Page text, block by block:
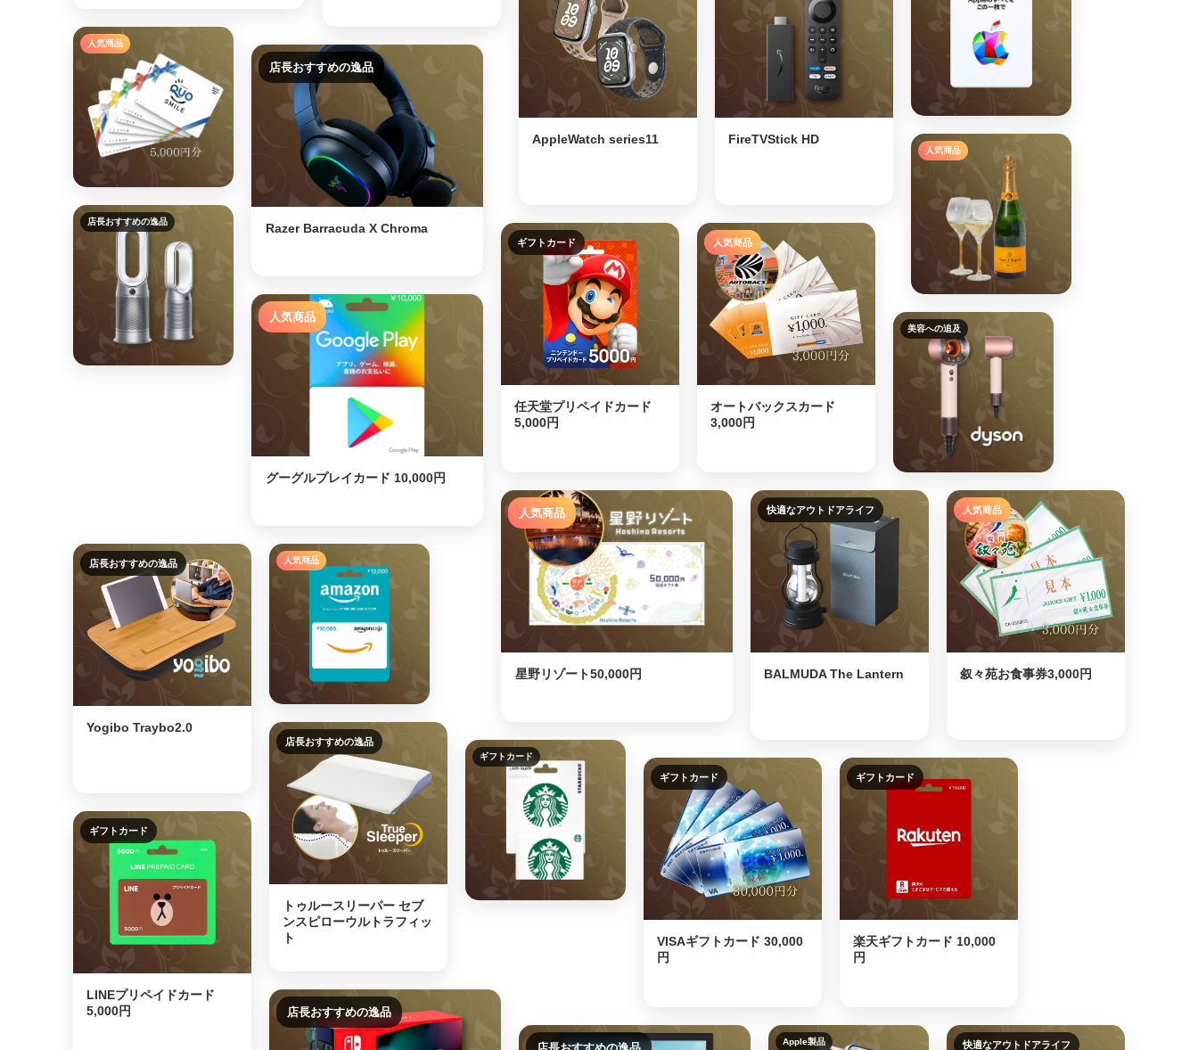
AppleWatch series11 FireTVStick HD
人気商品
店長おすすめの逸品
Razer Barracuda X Chroma
人気商品
ギフトカード
任天堂プリペイドカード
5,000円
店長おすすめの逸品
人気商品
オートバックスカード
3,000円
人気商品
グーグルプレイカード 10,000円
美容への追及
人気商品
星野リゾート50,000円
快適なアウトドアライフ
BALMUDA The Lantern
人気商品
叙々苑お食事券3,000円
店長おすすめの逸品
Yogibo Traybo2.0
人気商品
店長おすすめの逸品
トゥルースリーパー セブ
ンスピローウルトラフィッ
ト
ギフトカード
ギフトカード
VISAギフトカード 30,000
円
ギフトカード
楽天ギフトカード 10,000
円
ギフトカード
LINEプリペイドカード
5,000円
店長おすすめの逸品
Apple製品 快適なアウトドアライフ